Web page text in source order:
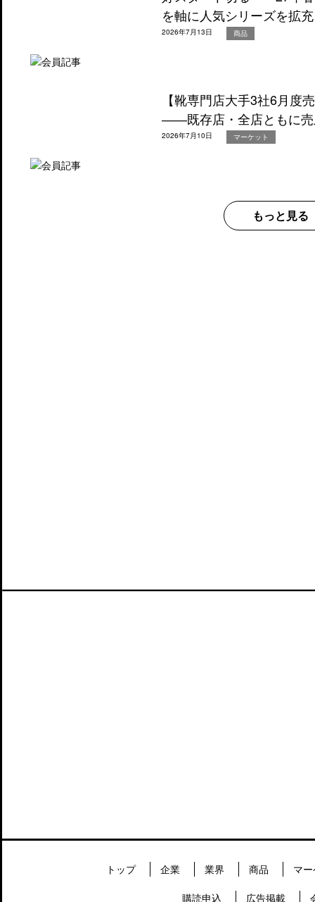
を軸に人気シリーズを拡充
2026年7月13日 商品
【靴専門店大手3社6月度
――既存店・全店ともに売
2026年7月10日 マーケット
もっと見る
トップ 企業 業界 商品 マ
購読申込 広告掲載